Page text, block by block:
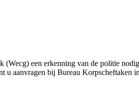
een erkenning van de politie
aanvragen bij Bureau Korpscheftaken